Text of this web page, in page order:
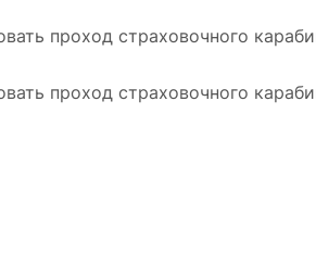
проход страховочного
проход страховочного